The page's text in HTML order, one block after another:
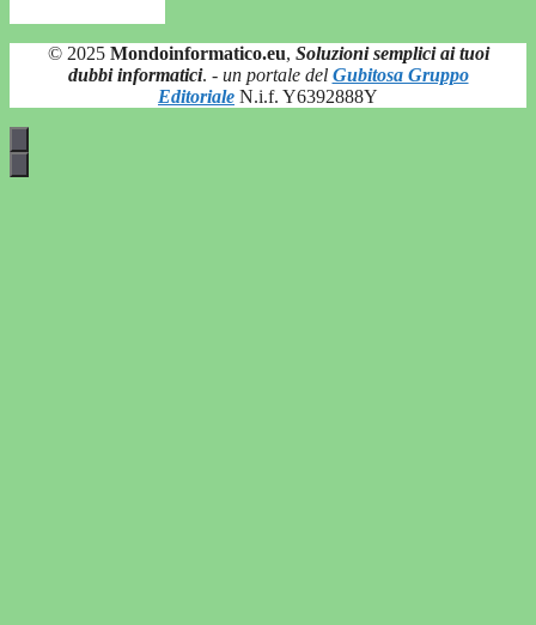
© 2025 Mondoinformatico.eu, Soluzioni semplici ai tuoi
dubbi informatici. - un portale del Gubitosa Gruppo
Editoriale N.i.f. Y6392888Y